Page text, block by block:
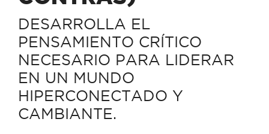
DESARROLLA EL
PENSAMIENTO CRÍTICO
NECESARIO PARA LIDERAR
EN UN MUNDO
HIPERCONECTADO Y
CAMBIANTE.